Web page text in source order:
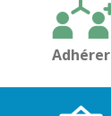
Adhérer